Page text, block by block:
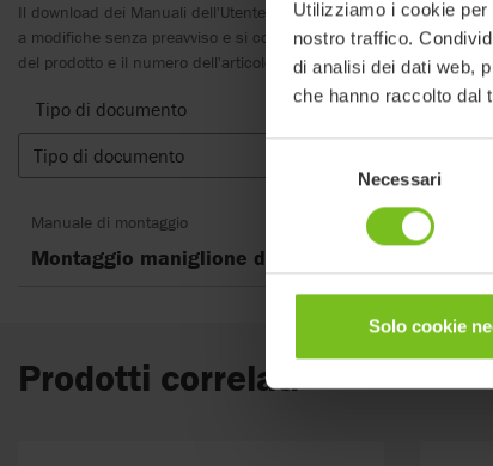
Utilizziamo i cookie
nostro traffico.
di analisi dei dati web,
che hanno raccolto dal
del
Necessari
Solo cookie
Il download dei Manuali dell'Utente è inteso solo per scopi utili. I
a modifiche senza preavviso e si consiglia, a discrezione del
del prodotto e il numero dell'articolo, nonché la traduzione
Tipo di documento
Tipo di documento
Manuale di montaggio
Montaggio maniglione di spinta - 9996097703
Prodotti correlati